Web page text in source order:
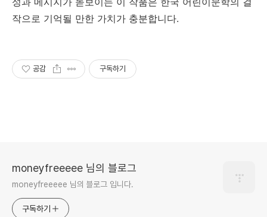
작으로 기억될 만한 가치가 충분합니다.
공감 구독하기
moneyfreeeee 님의 블로그
moneyfreeeee 님의 블로그 입니다.
구독하기